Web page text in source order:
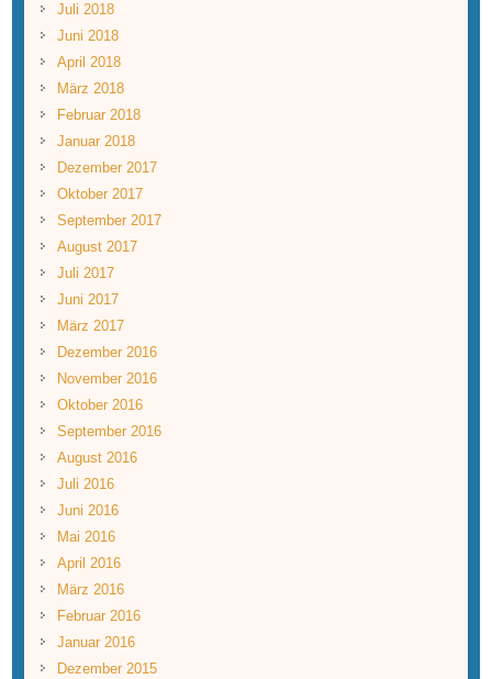
Juli 2018
Juni 2018
April 2018
März 2018
Februar 2018
Januar 2018
Dezember 2017
Oktober 2017
September 2017
August 2017
Juli 2017
Juni 2017
März 2017
Dezember 2016
November 2016
Oktober 2016
September 2016
August 2016
Juli 2016
Juni 2016
Mai 2016
April 2016
März 2016
Februar 2016
Januar 2016
Dezember 2015